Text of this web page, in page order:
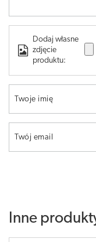
Dodaj własne
zdjęcie
produktu:
Twoje imię
Twój email
Inne